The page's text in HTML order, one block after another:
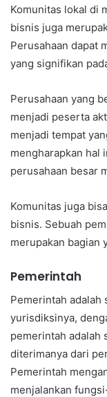
Komunitas lokal di
bisnis juga
Perusahaan dapat
yang signifikan
Perusahaan yang
menjadi peserta
menjadi tempat
mengharapkan hal
perusahaan besar
Komunitas juga
bisnis. Sebuah
merupakan bagian
Pemerintah
Pemerintah adalah
yurisdiksinya,
pemerintah adalah
diterimanya dari
Pemerintah
menjalankan